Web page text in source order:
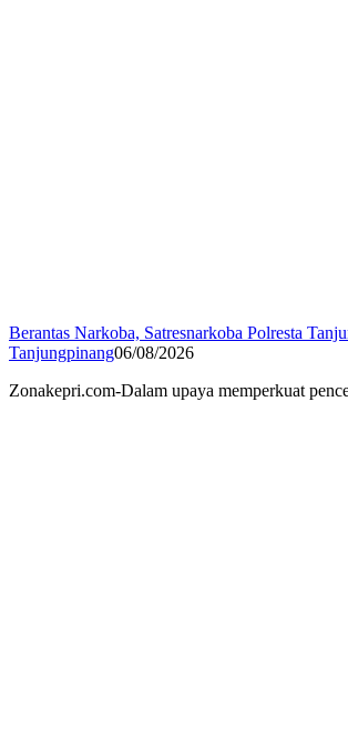
Berantas Narkoba, Satresnarkoba Polresta
Tanjungpinang06/08/2026
Zonakepri.com-Dalam upaya memperkuat